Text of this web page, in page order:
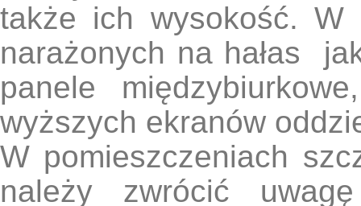
także ich wysokość. W
narażonych na hałas
panele
wyższych ekranów
W pomieszczeniach
należy zwrócić